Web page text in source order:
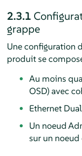
2.3.1
grappe
Une configuration
produit se
Au moins
OSD) avec
Ethernet
Un noeud
sur un noeud